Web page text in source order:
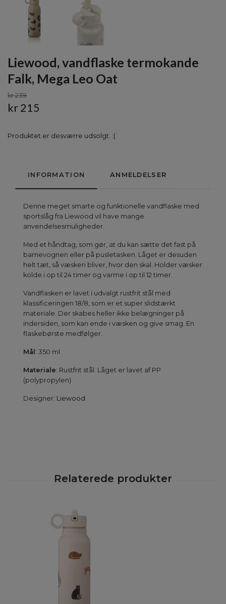
Liewood, vandflaske termokande
Falk, Mega Leo Oat
kr 239
kr 215
Produktet er desværre udsolgt. :(
INFORMATION ANMELDELSER
Denne meget smarte og funktionelle vandflaske med
sportslåg fra Liewood vil have mange
anvendelsesmuligheder.
Med et håndtag, som gør, at du kan sætte det fast på
barnevognen eller på pusletasken. Låget er desuden
helt tæt, så væsken bliver, hvor den skal. Holder væsker
kolde i op til 24 timer og varme i op til 12 timer.
Vandflasken er lavet i udvalgt rustfrit stål med
klassificeringen 18/8, som er et super slidstærkt
materiale. Der skabes heller ikke belægninger på
indersiden, som kan ende i væsken og give smag. En
flaskebørste medfølger.
Mål : 350 ml
Materiale: Rustfrit stål. Låget er lavet af PP
(polypropylen).
Designer: Liewood